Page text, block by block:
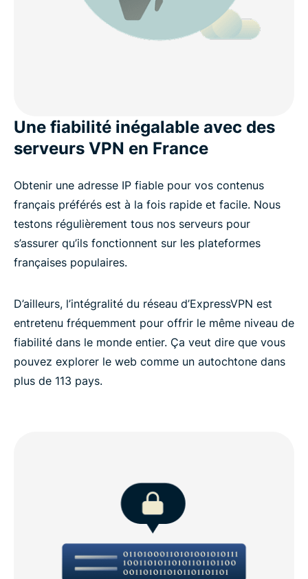
Une fiabilité inégalable avec des
serveurs VPN en France
Obtenir une adresse IP fiable pour vos contenus
français préférés est à la fois rapide et facile. Nous
testons régulièrement tous nos serveurs pour
s’assurer qu’ils fonctionnent sur les plateformes
françaises populaires.
D’ailleurs, l’intégralité du réseau d’ExpressVPN est
entretenu fréquemment pour offrir le même niveau de
fiabilité dans le monde entier. Ça veut dire que vous
pouvez explorer le web comme un autochtone dans
plus de 113 pays.